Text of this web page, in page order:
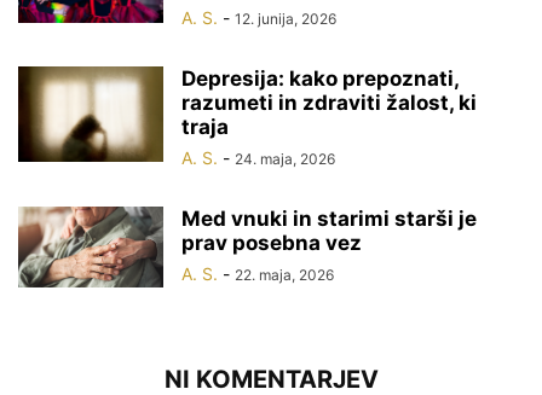
A. S. - 12. junija, 2026
Depresija: kako prepoznati,
razumeti in zdraviti žalost, ki
traja
A. S. - 24. maja, 2026
Med vnuki in starimi starši je
prav posebna vez
A. S. - 22. maja, 2026
NI KOMENTARJEV